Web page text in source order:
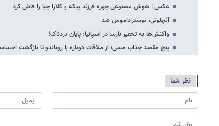
عکس | هوش مصنوعی چهره فرزند پیکه و کلارا چیا را فاش کرد
آنچلوتی، نوستراداموس شد
واکنش‌ها به تحقیر بارسا در اسپانیا: پایان دردناک!
پنج مقصد جذاب مسی؛ از ملاقات دوباره با رونالدو تا بازگشت
نظر شما